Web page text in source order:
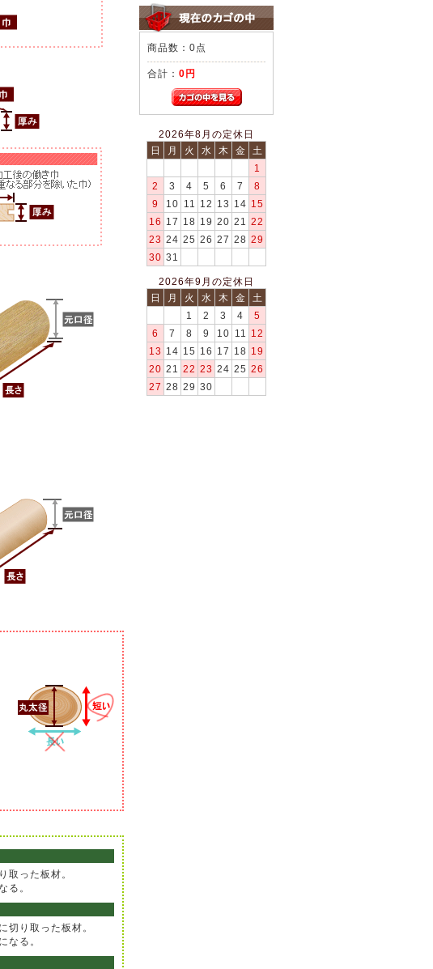
取った板材。
る。
切り取った板材。
なる。
商品数：0点
合計： 0円
2026年8月の定休日
日
月 火 水 木 金
土
1
2
3 4 5 6 7
8
9
10 11 12 13 14 15
16
17 18 19 20 21
22
23 24 25 26 27 28 29
30 31
2026年9月の定休日
日
月 火 水 木 金
土
1
2 3 4
5
6
7 8 9 10 11
12
13
14 15 16 17 18 19
20 21 22 23 24 25 26
27 28 29 30